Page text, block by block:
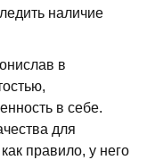
наличие
в
в себе.
для
правило, у него